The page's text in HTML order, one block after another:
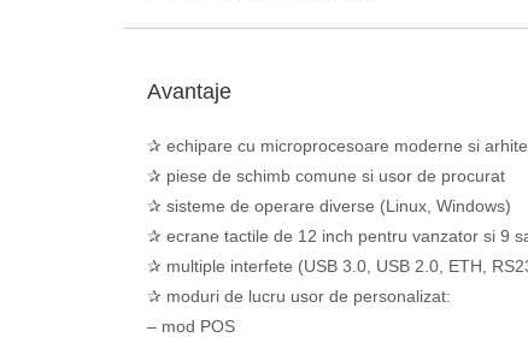
Avantaje
✰ echipare cu microprocesoare moderne si
✰ piese de schimb comune si usor de procurat
✰ sisteme de operare diverse (Linux, Windows)
✰ ecrane tactile de 12 inch pentru vanzator si 9
✰ multiple interfete (USB 3.0, USB 2.0, ETH,
✰ moduri de lucru usor de personalizat:
– mod POS